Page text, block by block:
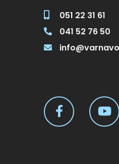
051 22 31 61
041 52 76 50